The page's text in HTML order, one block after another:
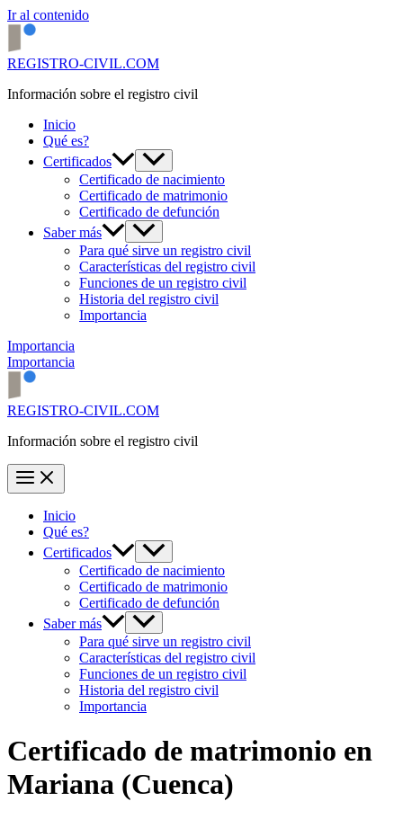
Ir al contenido
REGISTRO-CIVIL.COM
Información sobre el registro civil
Inicio
Qué es?
Certificados
Certificado de nacimiento
Certificado de matrimonio
Certificado de defunción
Saber más
Para qué sirve un registro civil
Características del registro civil
Funciones de un registro civil
Historia del registro civil
Importancia
Importancia
Importancia
REGISTRO-CIVIL.COM
Información sobre el registro civil
Inicio
Qué es?
Certificados
Certificado de nacimiento
Certificado de matrimonio
Certificado de defunción
Saber más
Para qué sirve un registro civil
Características del registro civil
Funciones de un registro civil
Historia del registro civil
Importancia
Certificado de matrimonio en
Mariana (Cuenca)